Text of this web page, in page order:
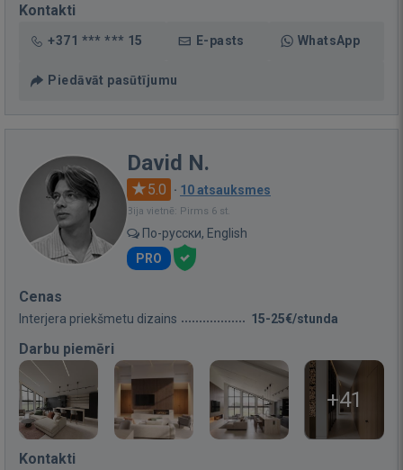
Kontakti
+371 *** *** 15 E-pasts WhatsApp
Piedāvāt pasūtījumu
David N.
5.0 · 10 atsauksmes
Bija vietnē: Pirms 6 st.
По-русски, English
PRO
Cenas
Interjera priekšmetu dizains 15-25€/stunda
Darbu piemēri
+41
Kontakti